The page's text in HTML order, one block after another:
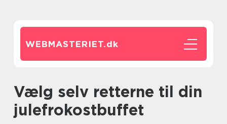
WEBMASTERIET.dk
Vælg selv retterne til din
julefrokostbuffet